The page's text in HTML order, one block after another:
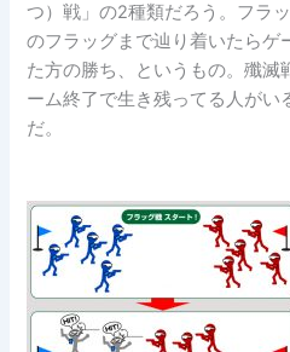
つ）戦」の2種類だろう。フラ
のフラッグまで辿り着いたらゲ
た方の勝ち、というもの。殲滅
ーム終了で生き残ってる人がい
だ。